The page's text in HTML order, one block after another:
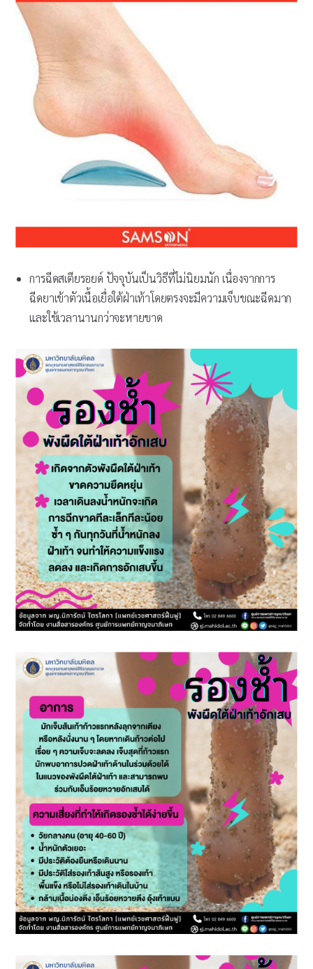
การฉีดสเตียรอยด์ ปัจจุบันเป็นวิธีที่ไม่นิยมนัก เนื่องจากการ
ฉีดยาเข้าตัวเนื้อเยื่อใต้ฝ่าเท้าโดยตรงจะมีความเจ็บขณะฉีดมาก
และใช้เวลานานกว่าจะหายขาด